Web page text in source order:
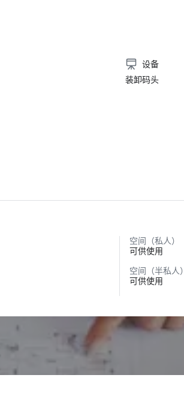
设备
装卸码头
空间（私人）
可供使用
空间（半私人）
可供使用